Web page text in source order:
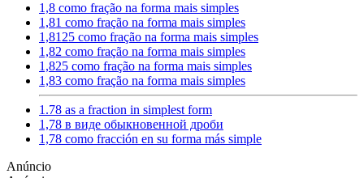
1,8 como fração na forma mais simples
1,81 como fração na forma mais simples
1,8125 como fração na forma mais simples
1,82 como fração na forma mais simples
1,825 como fração na forma mais simples
1,83 como fração na forma mais simples
1.78 as a fraction in simplest form
1,78 в виде обыкновенной дроби
1,78 como fracción en su forma más simple